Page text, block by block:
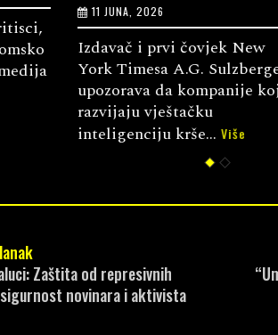
New
koje
2 JUNA, 2026
Udruženje nezavisnih
Umbrella podržava
Evropske federacije
(EFJ) upućen
Evropske uni... Više
Zaštita od represivnih
novinara i aktivista